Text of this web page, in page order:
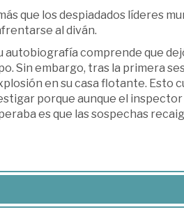
que los despiadados líderes
al diván.
comprende que
Sin embargo, tras la primera
en su casa flotante. Esto
porque aunque el
es que las sospechas